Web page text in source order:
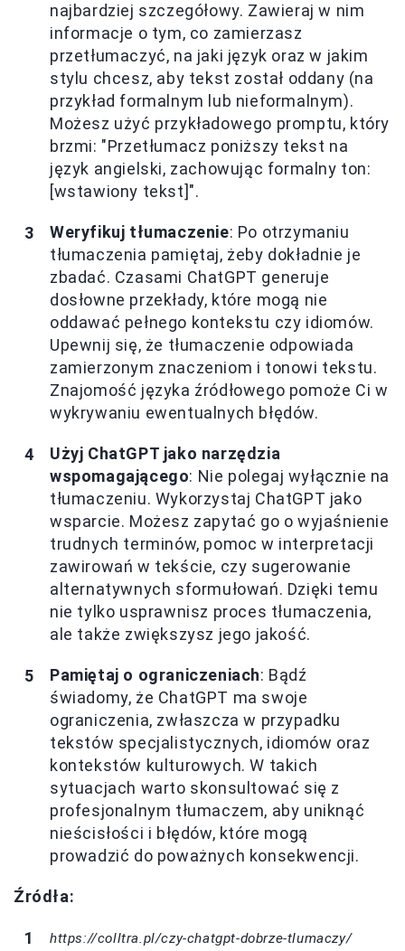
najbardziej szczegółowy. Zawieraj w nim
informacje o tym, co zamierzasz
przetłumaczyć, na jaki język oraz w jakim
stylu chcesz, aby tekst został oddany (na
przykład formalnym lub nieformalnym).
Możesz użyć przykładowego promptu, który
brzmi: "Przetłumacz poniższy tekst na
język angielski, zachowując formalny ton:
[wstawiony tekst]".
Weryfikuj tłumaczenie: Po otrzymaniu
tłumaczenia pamiętaj, żeby dokładnie je
zbadać. Czasami ChatGPT generuje
dosłowne przekłady, które mogą nie
oddawać pełnego kontekstu czy idiomów.
Upewnij się, że tłumaczenie odpowiada
zamierzonym znaczeniom i tonowi tekstu.
Znajomość języka źródłowego pomoże Ci w
wykrywaniu ewentualnych błędów.
Użyj ChatGPT jako narzędzia
wspomagającego: Nie polegaj wyłącznie na
tłumaczeniu. Wykorzystaj ChatGPT jako
wsparcie. Możesz zapytać go o wyjaśnienie
trudnych terminów, pomoc w interpretacji
zawirowań w tekście, czy sugerowanie
alternatywnych sformułowań. Dzięki temu
nie tylko usprawnisz proces tłumaczenia,
ale także zwiększysz jego jakość.
Pamiętaj o ograniczeniach: Bądź
świadomy, że ChatGPT ma swoje
ograniczenia, zwłaszcza w przypadku
tekstów specjalistycznych, idiomów oraz
kontekstów kulturowych. W takich
sytuacjach warto skonsultować się z
profesjonalnym tłumaczem, aby uniknąć
nieścisłości i błędów, które mogą
prowadzić do poważnych konsekwencji.
Źródła:
https://colltra.pl/czy-chatgpt-dobrze-tlumaczy/